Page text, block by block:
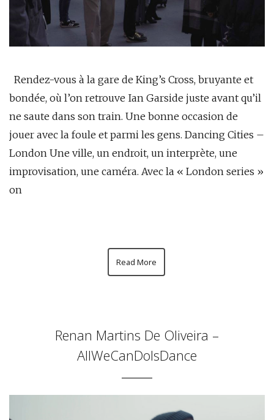
Rendez-vous à la gare de King’s Cross, bruyante et
bondée, où l’on retrouve Ian Garside juste avant qu’il
ne saute dans son train. Une bonne occasion de
jouer avec la foule et parmi les gens. Dancing Cities –
London Une ville, un endroit, un interprète, une
improvisation, une caméra. Avec la « London series »
on
Read More
Renan Martins De Oliveira –
AllWeCanDoIsDance